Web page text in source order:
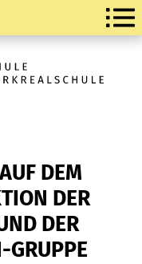
DEM P
DER S
DER S